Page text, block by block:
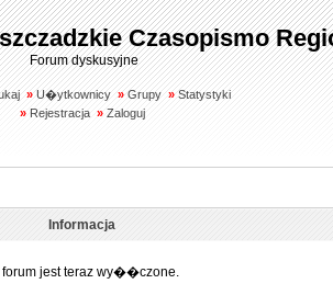
Czasopismo
Forum dyskusyjne
» U�ytkownicy » Grupy » Statystyki
» Rejestracja » Zaloguj
Informacja
forum jest teraz wy��czone.